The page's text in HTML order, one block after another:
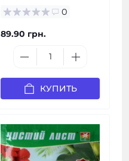
0
89.90 грн.
КУПИТЬ